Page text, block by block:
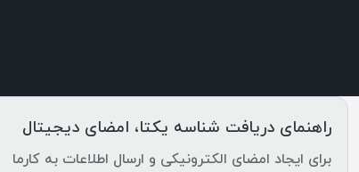
راهنمای دریافت شناسه یکتا، امضای دیجیتال
برای ایجاد امضای الکترونیکی و ارسال اطلاعات به کارما